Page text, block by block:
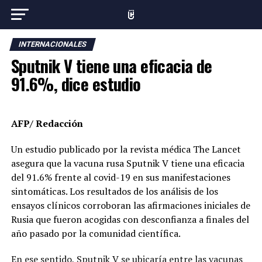
INTERNACIONALES
Sputnik V tiene una eficacia de
91.6%, dice estudio
AFP/ Redacción
Un estudio publicado por la revista médica The Lancet
asegura que la vacuna rusa Sputnik V tiene una eficacia
del 91.6% frente al covid-19 en sus manifestaciones
sintomáticas. Los resultados de los análisis de los
ensayos clínicos corroboran las afirmaciones iniciales de
Rusia que fueron acogidas con desconfianza a finales del
año pasado por la comunidad científica.
En ese sentido, Sputnik V se ubicaría entre las vacunas